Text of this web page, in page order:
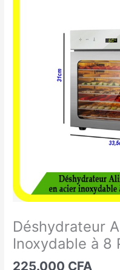
Déshydrateur
Inoxydable à 8
225.000 CFA